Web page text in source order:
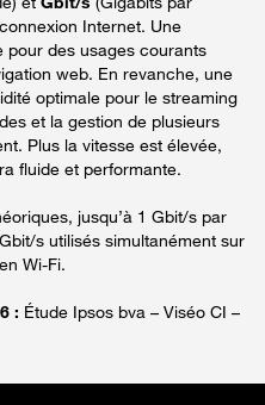
Internet. Une
pour des usages courants
web. En revanche, une
optimale pour le streaming
et la gestion de plusieurs
Plus la vitesse est élevée,
fluide et performante.
jusqu’à 1 Gbit/s par
s utilisés simultanément sur
Wi-Fi.
: Étude Ipsos bva – Viséo CI –